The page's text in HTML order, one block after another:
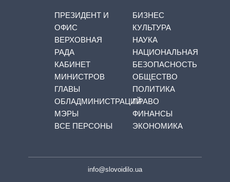
ПРЕЗИДЕНТ И
ОФИС
ВЕРХОВНАЯ
РАДА
КАБИНЕТ
МИНИСТРОВ
ГЛАВЫ
ОБЛАДМИНИСТРАЦИЙ
МЭРЫ
ВСЕ ПЕРСОНЫ
БИЗНЕС
КУЛЬТУРА
НАУКА
НАЦИОНАЛЬНАЯ
БЕЗОПАСНОСТЬ
ОБЩЕСТВО
ПОЛИТИКА
ПРАВО
ФИНАНСЫ
ЭКОНОМИКА
info@slovoidilo.ua